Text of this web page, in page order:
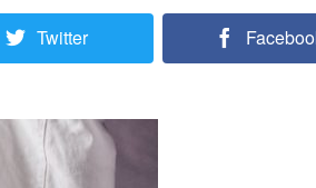
Twitter